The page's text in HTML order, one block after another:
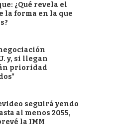
¿Qué revela el
la forma en la que
y, si llegan
prioridad
seguirá yendo
al menos 2055,
la IMM